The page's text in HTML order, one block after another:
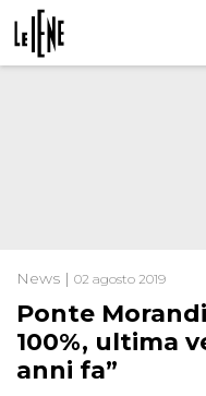
News | 02 agosto 2019
Ponte
100%, ultima
anni fa”